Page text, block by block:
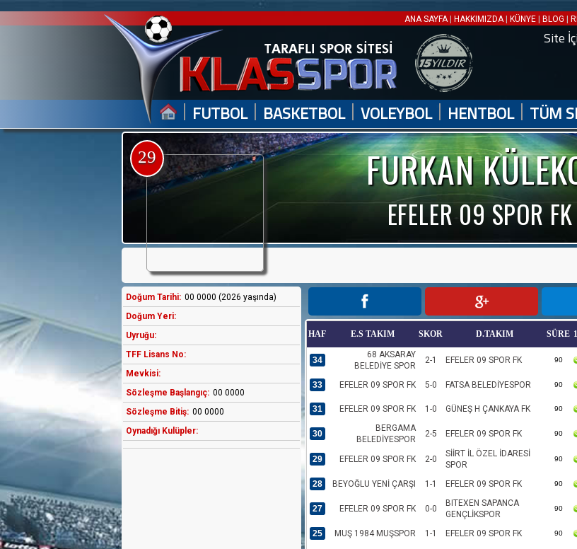
ANA SAYFA| HAKKIMIZDA| KÜNYE | BLOG |
Site
| FUTBOL | BASKETBOL | VOLEYBOL | HENTBOL | TÜM
FURKAN
EFELER 09 SPOR FK
29
Doğum Tarihi: 00 0000 (2026 yaşında)
Doğum Yeri:
Uyruğu:
TFF Lisans No:
Mevkisi:
Sözleşme Başlangıç: 00 0000
Sözleşme Bitiş: 00 0000
Oynadığı Kulüpler:
HAF E.S TAKIM SKOR D.TAKIM SÜRE
34
68 AKSARAY
BELEDİYE SPOR
2-1 EFELER 09 SPOR FK 90
33 EFELER 09 SPOR FK 5-0 FATSA BELEDİYESPOR 90
31 EFELER 09 SPOR FK 1-0 GÜNEŞ H ÇANKAYA FK 90
30
BERGAMA
BELEDİYESPOR
2-5 EFELER 09 SPOR FK 90
29 EFELER 09 SPOR FK 2-0
SİİRT İL ÖZEL İDARESİ
SPOR
90
28 BEYOĞLU YENİ ÇARŞI 1-1 EFELER 09 SPOR FK 90
27 EFELER 09 SPOR FK 0-0
BITEXEN SAPANCA
GENÇLİKSPOR
90
25 MUŞ 1984 MUŞSPOR 1-1 EFELER 09 SPOR FK 90